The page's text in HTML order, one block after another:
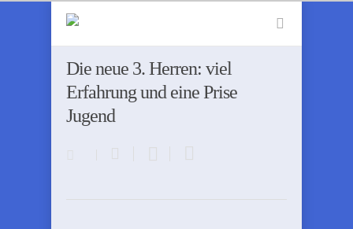
Die neue 3. Herren: viel
Erfahrung und eine Prise
Jugend